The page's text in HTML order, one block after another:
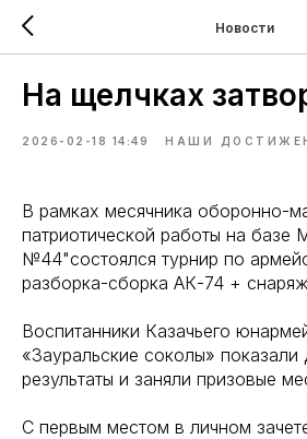
Новости
На щелчках
2026-02-18 14:49 НАШИ
В рамках месячника оборонно-
патриотической работы на
№44"состоялся турнир по
разборка-сборка АК-74 +
Воспитанники Казачьего
«Зауральские соколы» показали
результаты и заняли призовые
С первым местом в личном